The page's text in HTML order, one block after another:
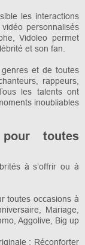
les interactions
personnalisés
Vidoleo permet
et son fan.
et de toutes
rappeurs,
les talents ont
inoubliables
toutes
à s’offrir ou à
toutes occasions à
Mariage,
Aggolive, Big up
: Réconforter